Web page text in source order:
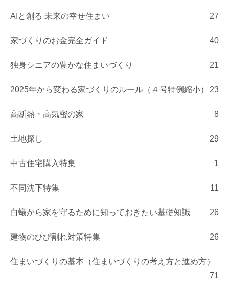
AIと創る 未来の幸せ住まい 27
家づくりのお金完全ガイド 40
独身シニアの豊かな住まいづくり 21
2025年から変わる家づくりのルール（４号特例縮小） 23
高断熱・高気密の家 8
土地探し 29
中古住宅購入特集 1
不同沈下特集 11
白蟻から家を守るために知っておきたい基礎知識 26
建物のひび割れ対策特集 26
住まいづくりの基本（住まいづくりの考え方と進め方）
71